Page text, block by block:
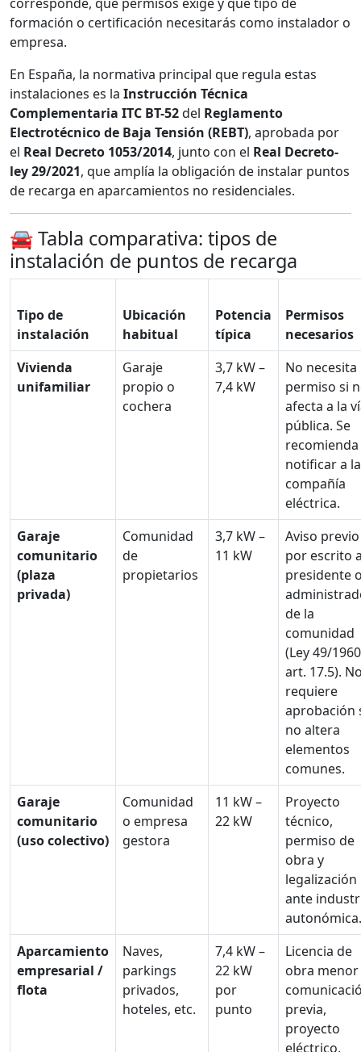
formación o certificación necesitarás como instalador o
empresa.
En España, la normativa principal que regula estas
instalaciones es la Instrucción Técnica
Complementaria ITC BT-52del Reglamento
Electrotécnico de Baja Tensión (REBT), aprobada por
el Real Decreto 1053/2014, junto con el Real Decreto-
ley 29/2021, que amplía la obligación de instalar puntos
de recarga en aparcamientos no residenciales.
🚘 Tabla comparativa: tipos de
instalación de puntos de recarga
Tipo de
instalación
Ubicación
habitual
Potencia
típica
Permisos
necesarios
Vivienda
unifamiliar
Garaje
propio o
cochera
3,7 kW –
7,4 kW
No necesita
permiso si
afecta a la
pública. Se
recomienda
notificar a la
compañía
eléctrica.
Garaje
comunitario
(plaza
privada)
Comunidad
de
propietarios
3,7 kW –
11 kW
Aviso previo
por escrito
presidente
de la
comunidad
(Ley 49/
art. 17.5).
requiere
aprobación
no altera
elementos
comunes.
Garaje
comunitario
(uso colectivo)
Comunidad
o empresa
gestora
11 kW –
22 kW
Proyecto
técnico,
permiso de
obra y
legalización
ante
autonómica.
Aparcamiento
empresarial /
flota
Naves,
parkings
privados,
hoteles, etc.
7,4 kW –
22 kW
por
punto
Licencia de
obra
previa,
proyecto
eléctrico,